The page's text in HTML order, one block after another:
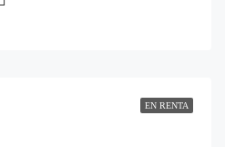
EN RENTA